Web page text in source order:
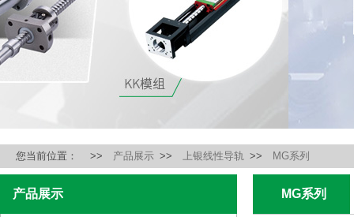
您当前位置： >> 产品展示 >> 上银线性导轨 >> MG系列
产品展示 MG系列